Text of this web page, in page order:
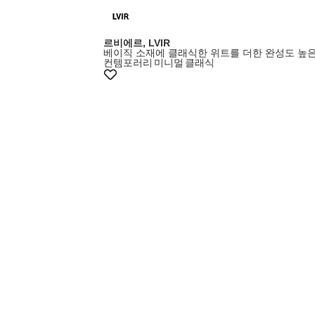
르비에르, LVIR
베이직 소재에 클래식한 위트를 더한 완성도 높
컨템포러리 미니멀 클래식